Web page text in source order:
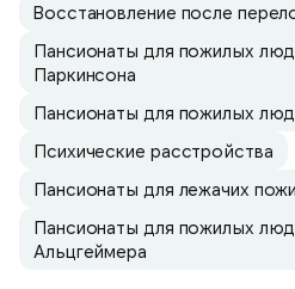
Восстановление после
Пансионаты для пожилых
Паркинсона
Пансионаты для пожилых
Психические расстройства
Пансионаты для лежачих
Пансионаты для пожилых
Альцгеймера